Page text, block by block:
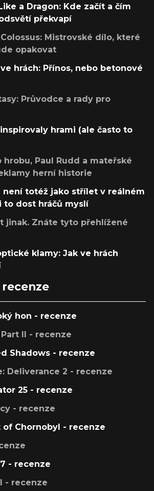
a Dragon: Kde začít a čím
překvapí
Mistrovské dílo, které
opakovat
hrách: Přínos, nebo betonové
Průvodce a rady pro
hrami (ale často to
Paul Rudd a mateřské
herní historie
není totéž jako střílet v reálném
to dost hráčů myslí
jinak. Znáte tyto přehlížené
klamy: Jak ve hrách
hon - recenze
II - recenze
Shadows - recenze
Deliverance 2 - recenze
25 - recenze
- recenze
of Chornobyl - recenze
- recenze
- recenze